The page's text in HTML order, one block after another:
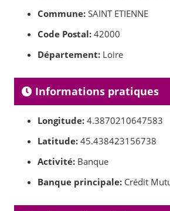
Commune: SAINT ETIENNE
Code Postal: 42000
Département: Loire
Informations pratiques
Longitude: 4.3870210647583
Latitude: 45.438423156738
Activité: Banque
Banque principale: Crédit